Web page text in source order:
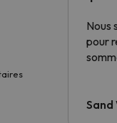
Nous
pour
Sand